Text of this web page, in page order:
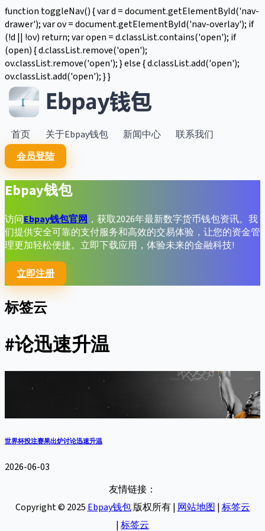
function toggleNav() { var d = document.getElementById('nav-
drawer'); var ov = document.getElementById('nav-overlay'); if
(!d || !ov) return; var open = d.classList.contains('open'); if
(open) { d.classList.remove('open');
ov.classList.remove('open'); } else { d.classList.add('open');
ov.classList.add('open'); } }
首页 关于Ebpay钱包 新闻中心
联系我们
会员登陆
Ebpay钱包
访问Ebpay钱包官网 ，获取2026年最新数字货币钱包资讯。我
们提供安全可靠的支付服务和高效的交易体验，让您的资金管
理更加轻松便捷。立即下载应用，体验未来的金融科技!
立即注册
标签云
#论迅速升温
世界杯投注赛果出炉讨论迅速升温
2026-06-03
友情链接：
Copyright © 2025 Ebpay钱包版权所有 | 网站地图 |标签云
|标签云